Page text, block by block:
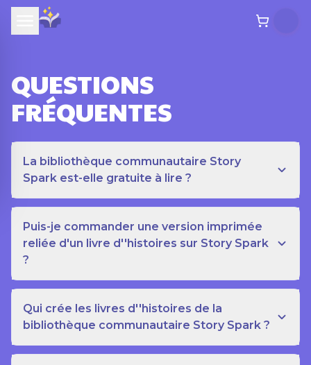
QUESTIONS
FRÉQUENTES
La bibliothèque communautaire Story
Spark est-elle gratuite à lire ?
Puis-je commander une version imprimée
reliée d'un livre d''histoires sur Story Spark
?
Qui crée les livres d''histoires de la
bibliothèque communautaire Story Spark ?